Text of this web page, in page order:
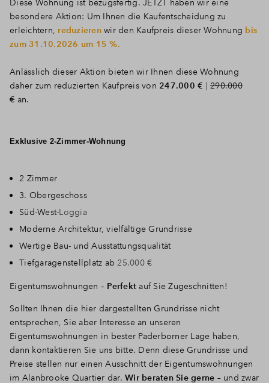
Diese Wohnung ist bezugsfertig. JETZT haben wir eine
besondere Aktion: Um Ihnen die Kaufentscheidung zu
erleichtern, reduzierenwir den Kaufpreis dieser Wohnung bis
zum 31.10.2026 um 15 %.
Anlässlich dieser Aktion bieten wir Ihnen diese Wohnung
daher zum reduzierten Kaufpreis von 247.000 € | 290.000
€an.
Exklusive 2-Zimmer-Wohnung
2 Zimmer
3. Obergeschoss
Süd-West-Loggia
Moderne Architektur, vielfältige Grundrisse
Wertige Bau- und Ausstattungsqualität
Tiefgaragenstellplatz ab25.000 €
Eigentumswohnungen – Perfekt auf Sie Zugeschnitten!
Sollten Ihnen die hier dargestellten Grundrisse nicht
entsprechen, Sie aber Interesse an unseren
Eigentumswohnungen in bester Paderborner Lage haben,
dann kontaktieren Sie uns bitte. Denn diese Grundrisse und
Preise stellen nur einen Ausschnitt der Eigentumswohnungen
im Alanbrooke Quartier dar. Wir beraten Sie gerne – und zwar